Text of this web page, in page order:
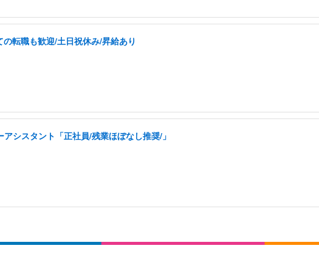
転職も歓迎/土日祝休み/昇給あり
シスタント「正社員/残業ほぼなし推奨/」